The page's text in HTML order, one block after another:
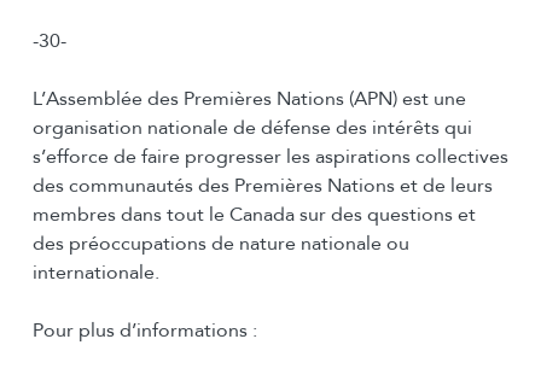
-30-
L’Assemblée des Premières Nations (APN) est une
organisation nationale de défense des intérêts qui
s’efforce de faire progresser les aspirations collectives
des communautés des Premières Nations et de leurs
membres dans tout le Canada sur des questions et
des préoccupations de nature nationale ou
internationale.
Pour plus d’informations :